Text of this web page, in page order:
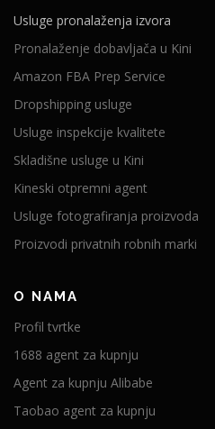
Usluge pronalaženja izvora
Pronalaženje dobavljača u Kini
Amazon FBA Prep Service
Dropshipping usluge
Usluge inspekcije kvalitete
Skladišne ​​usluge u Kini
Kineski otpremni agent
Usluge fotografiranja proizvoda
Proizvodi privatnih robnih marki
O NAMA
Profil tvrtke
1688 agent za kupnju
Agent za kupnju Alibabe
Taobao agent za kupnju